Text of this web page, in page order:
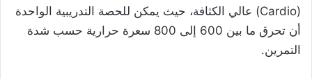
(Cardio) عالي الكثافة، حيث يمكن للحصة التدريبية الواحدة
أن تحرق ما بين 600 إلى 800 سعرة حرارية حسب شدة
التمرين.